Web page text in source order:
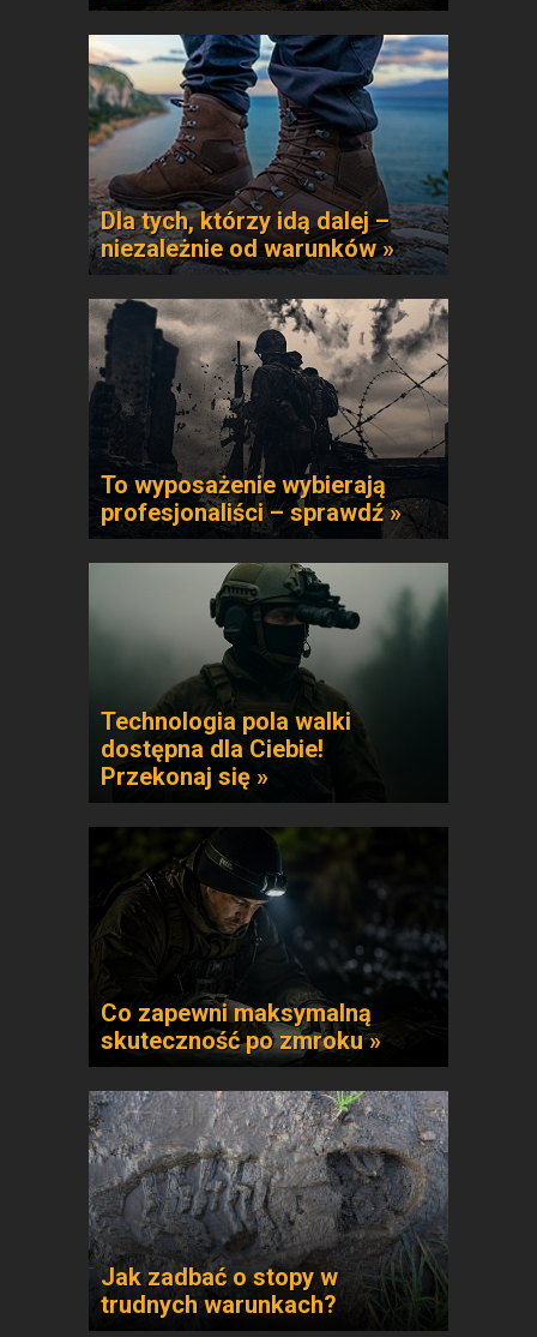
Dla tych, którzy idą dalej –
niezależnie od warunków »
To wyposażenie wybierają
profesjonaliści – sprawdź »
Technologia pola walki
dostępna dla Ciebie!
Przekonaj się »
Co zapewni maksymalną
skuteczność po zmroku »
Jak zadbać o stopy w
trudnych warunkach?